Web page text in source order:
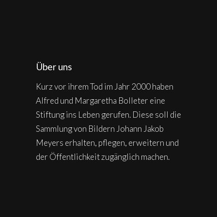
Über uns
Kurz vor ihrem Tod im Jahr 2000 haben
Alfred und Margaretha Bolleter eine
Stiftung ins Leben gerufen. Diese soll die
Sammlung von Bildern Johann Jakob
Meyers erhalten, pflegen, erweitern und
der Öffentlichkeit zugänglich machen.